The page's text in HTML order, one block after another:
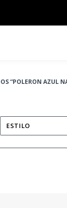
“POLERON AZUL
ESTILO